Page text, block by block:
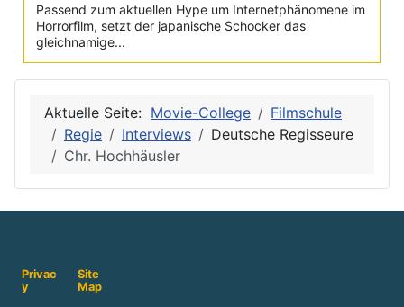
Passend zum aktuellen Hype um Internetphänomene im
Horrorfilm, setzt der japanische Schocker das
gleichnamige...
Aktuelle Seite: Movie-College
Filmschule
Regie
Interviews
Deutsche Regisseure
Chr. Hochhäusler
Privac
y
Site
Map